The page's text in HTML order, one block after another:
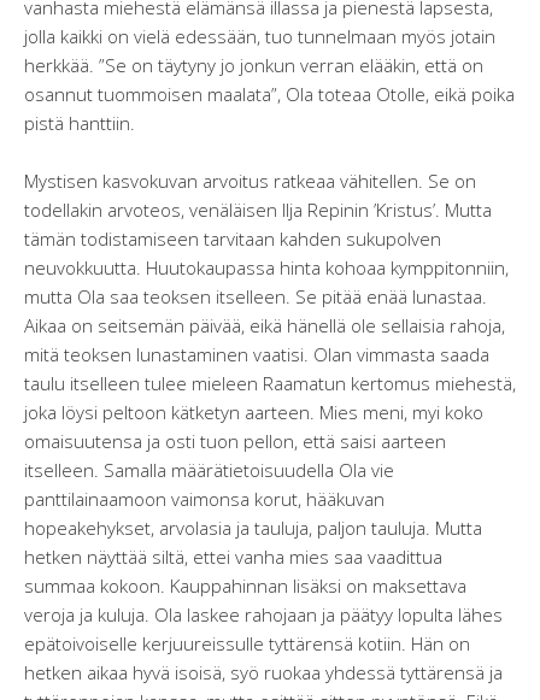
vanhasta miehestä elämänsä illassa ja pienestä lapsesta,
jolla kaikki on vielä edessään, tuo tunnelmaan myös jotain
herkkää. ”Se on täytyny jo jonkun verran elääkin, että on
osannut tuommoisen maalata”, Ola toteaa Otolle, eikä poika
pistä hanttiin.
Mystisen kasvokuvan arvoitus ratkeaa vähitellen. Se on
todellakin arvoteos, venäläisen Ilja Repinin ’Kristus’. Mutta
tämän todistamiseen tarvitaan kahden sukupolven
neuvokkuutta. Huutokaupassa hinta kohoaa kymppitonniin,
mutta Ola saa teoksen itselleen. Se pitää enää lunastaa.
Aikaa on seitsemän päivää, eikä hänellä ole sellaisia rahoja,
mitä teoksen lunastaminen vaatisi. Olan vimmasta saada
taulu itselleen tulee mieleen Raamatun kertomus miehestä,
joka löysi peltoon kätketyn aarteen. Mies meni, myi koko
omaisuutensa ja osti tuon pellon, että saisi aarteen
itselleen. Samalla määrätietoisuudella Ola vie
panttilainaamoon vaimonsa korut, hääkuvan
hopeakehykset, arvolasia ja tauluja, paljon tauluja. Mutta
hetken näyttää siltä, ettei vanha mies saa vaadittua
summaa kokoon. Kauppahinnan lisäksi on maksettava
veroja ja kuluja. Ola laskee rahojaan ja päätyy lopulta lähes
epätoivoiselle kerjuureissulle tyttärensä kotiin. Hän on
hetken aikaa hyvä isoisä, syö ruokaa yhdessä tyttärensä ja